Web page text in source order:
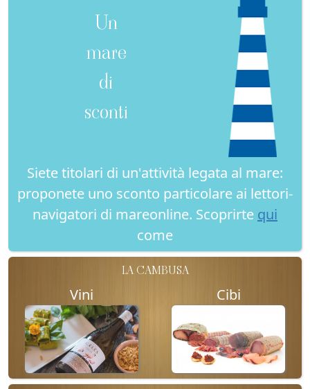
Un
mare
di
sconti
Siete titolari di un'attività legata al mare:
proponete uno sconto particolare ai lettori-
navigatori di mareonline. Scoprirte qui
come
LA CAMBUSA
Vini Cibi